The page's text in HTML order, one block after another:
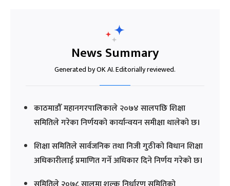
News Summary
Generated by OK AI. Editorially reviewed.
काठमाडौँ महानगरपालिकाले २०७४ सालपछि शिक्षा
समितिले गरेका निर्णयको कार्यान्वयन समीक्षा थालेको छ।
शिक्षा समितिले सार्वजनिक तथा निजी गुठीको विधान शिक्षा
अधिकारीलाई प्रमाणित गर्ने अधिकार दिने निर्णय गरेको छ।